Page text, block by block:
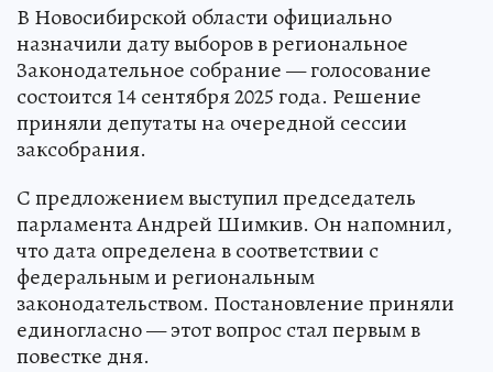
В Новосибирской области официально
назначили дату выборов в региональное
Законодательное собрание — голосование
состоится 14 сентября 2025 года. Решение
приняли депутаты на очередной сессии
заксобрания.
С предложением выступил председатель
парламента Андрей Шимкив. Он напомнил,
что дата определена в соответствии с
федеральным и региональным
законодательством. Постановление приняли
единогласно — этот вопрос стал первым в
повестке дня.